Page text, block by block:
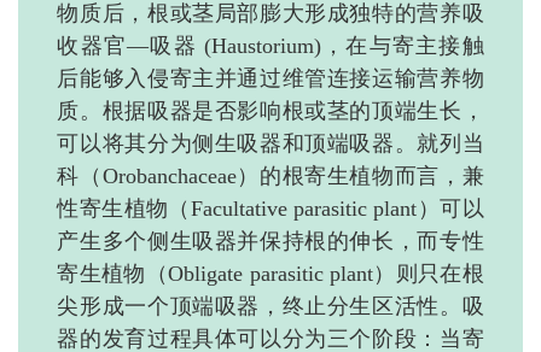
物质后，根或茎局部膨大形成独特的营养吸
收器官—吸器 (Haustorium) ，在与寄主接触
后能够入侵寄主并通过维管连接运输营养物
质。根据吸器是否影响根或茎的顶端生长，
可以将其分为侧生吸器和顶端吸器。就列当
科 （ Orobanchaceae） 的根寄生植物而言，兼
性寄生植物（Facultativeparasitic plant ）可以
产生多个侧生吸器并保持根的伸长，而专性
寄生植物（Obligate parasitic plant）则只在根
尖形成一个顶端吸器，终止分生区活性。吸
器的发育过程具体可以分为三个阶段：当寄